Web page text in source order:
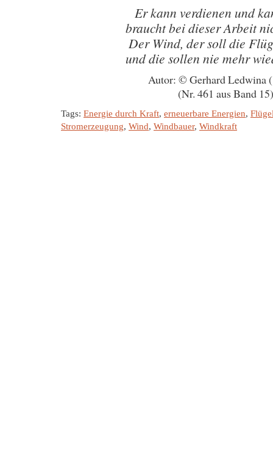
Er kann verdienen und
braucht bei dieser Arbeit
Der Wind, der soll die
und die sollen nie mehr
Autor: © Gerhard Ledwina
(Nr. 461 aus Band 15)
Tags: Energie durch Kraft, erneuerbare Energien,
Stromerzeugung, Wind, Windbauer, Windkraft